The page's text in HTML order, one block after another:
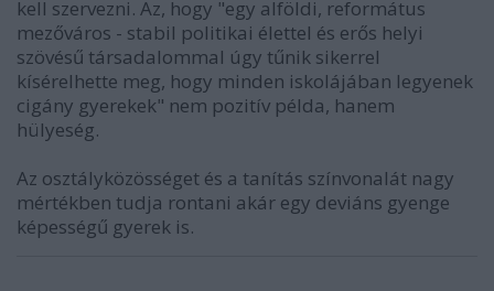
kell szervezni. Az, hogy "egy alföldi, református
mezőváros - stabil politikai élettel és erős helyi
szövésű társadalommal úgy tűnik sikerrel
kísérelhette meg, hogy minden iskolájában legyenek
cigány gyerekek" nem pozitív példa, hanem
hülyeség.
Az osztályközösséget és a tanítás színvonalát nagy
mértékben tudja rontani akár egy deviáns gyenge
képességű gyerek is.